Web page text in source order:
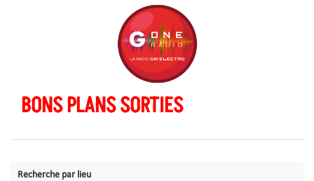
BONS PLANS SORTIES
Recherche par lieu